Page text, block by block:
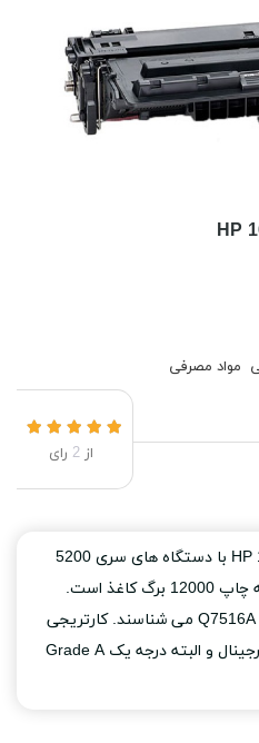
مواد مصرفی
از 2 رای
کارتریج تونر مشکی اچ پی HP 16A با دستگاه های سری 5200
شرکت HP سازگار بوده و قادر به چاپ 12000 برگ کاغذ است.
عموماً آنرا با نام 16A و کد فنی Q7516A می شناسند. کارتریجی
که عرضه می شود از نوع غیر اورجینال و البته درجه یک Grade A